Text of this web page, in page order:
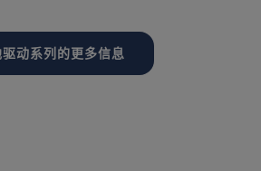
驱动系列的更多信息